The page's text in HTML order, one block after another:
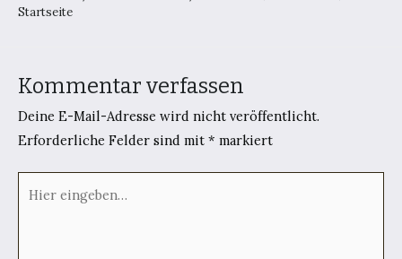
Startseite
Kommentar verfassen
Deine E-Mail-Adresse wird nicht veröffentlicht.
Erforderliche Felder sind mit * markiert
eingeben…